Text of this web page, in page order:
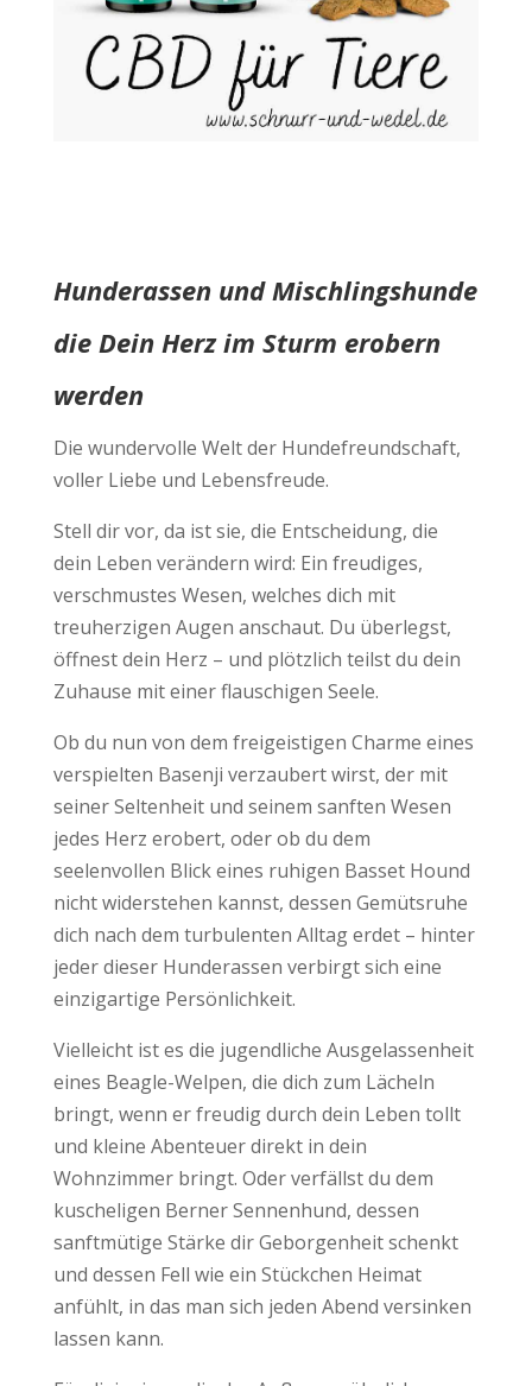
Hunderassen und Mischlingshunde
die Dein Herz im Sturm erobern
werden
Die wundervolle Welt der Hundefreundschaft,
voller Liebe und Lebensfreude.
Stell dir vor, da ist sie, die Entscheidung, die
dein Leben verändern wird: Ein freudiges,
verschmustes Wesen, welches dich mit
treuherzigen Augen anschaut. Du überlegst,
öffnest dein Herz – und plötzlich teilst du dein
Zuhause mit einer flauschigen Seele.
Ob du nun von dem freigeistigen Charme eines
verspielten Basenji verzaubert wirst, der mit
seiner Seltenheit und seinem sanften Wesen
jedes Herz erobert, oder ob du dem
seelenvollen Blick eines ruhigen Basset Hound
nicht widerstehen kannst, dessen Gemütsruhe
dich nach dem turbulenten Alltag erdet – hinter
jeder dieser Hunderassen verbirgt sich eine
einzigartige Persönlichkeit.
Vielleicht ist es die jugendliche Ausgelassenheit
eines Beagle-Welpen, die dich zum Lächeln
bringt, wenn er freudig durch dein Leben tollt
und kleine Abenteuer direkt in dein
Wohnzimmer bringt. Oder verfällst du dem
kuscheligen Berner Sennenhund, dessen
sanftmütige Stärke dir Geborgenheit schenkt
und dessen Fell wie ein Stückchen Heimat
anfühlt, in das man sich jeden Abend versinken
lassen kann.